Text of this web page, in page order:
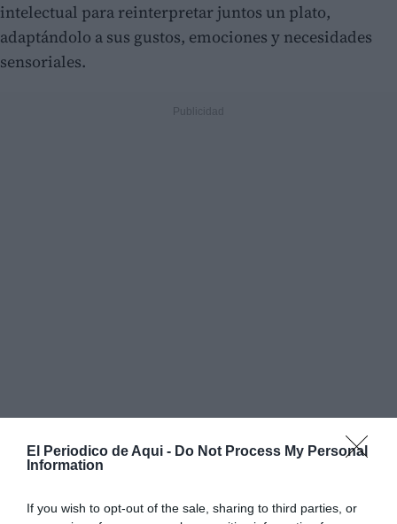
El Periodico de Aqui - Do Not Process My Personal
Information
If you wish to opt-out of the sale, sharing to third parties, or
intelectual para reinterpretar juntos un plato,
adaptándolo a sus gustos, emociones y necesidades
sensoriales.